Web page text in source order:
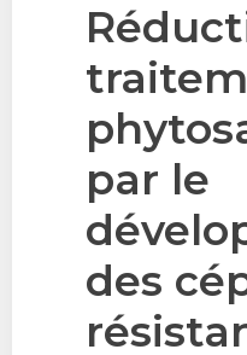
par le
des